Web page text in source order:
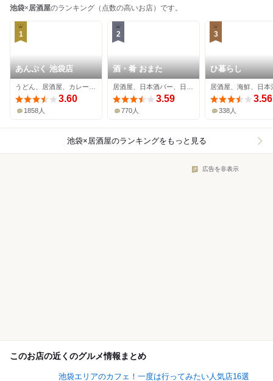
池袋×居酒屋のランキング（点数の高いお店）です。
1
あんぷく 池袋店
3.60
1858人
2
酒・肴 おまた
3.59
770人
3
ひ暮らし
居酒屋、海鮮、日本
3.56
338人
池袋×居酒屋のランキングをもっと見る
広告を非表示
このお店の近くのグルメ情報まとめ
池袋エリアのカフェ！一度は行ってみたい人気店16選